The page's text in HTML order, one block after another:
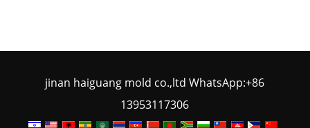
jinan haiguang mold co.,ltd WhatsApp:+86
13953117306